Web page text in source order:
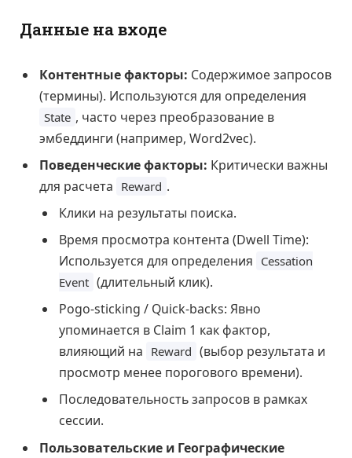
Данные на входе
Контентные факторы: Содержимое запросов
(термины). Используются для определения
State , часто через преобразование в
эмбеддинги (например, Word2vec).
Поведенческие факторы: Критически важны
для расчета Reward .
Клики на результаты поиска.
Время просмотра контента (Dwell Time):
Используется для определения Cessation
Event (длительный клик).
Pogo-sticking / Quick-backs: Явно
упоминается в Claim 1 как фактор,
влияющий на Reward (выбор результата и
просмотр менее порогового времени).
Последовательность запросов в рамках
сессии.
Пользовательские и Географические